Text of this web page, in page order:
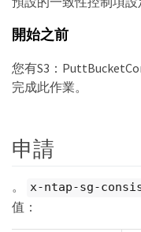
開始之前
您有S3：
完成此作業。
申請
。 x-ntap-sg-
值：